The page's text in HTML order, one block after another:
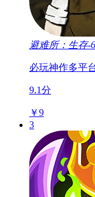
避难所：生存-
必玩神作多平
9.1分
￥9
3